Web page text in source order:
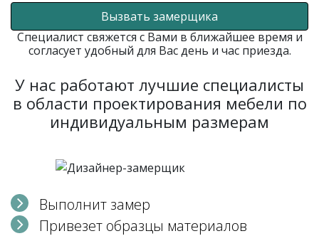
Вызвать замерщика
Специалист свяжется с Вами в ближайшее время и
согласует удобный для Вас день и час приезда.
У нас работают лучшие специалисты
в области проектирования мебели по
индивидуальным размерам
Выполнит замер
Привезет образцы материалов